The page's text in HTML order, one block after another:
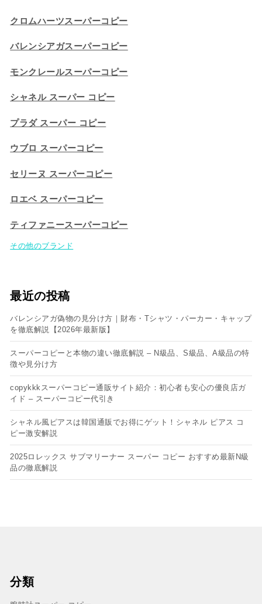
クロムハーツスーパーコピー
バレンシアガスーパーコピー
モンクレールスーパーコピー
シャネル スーパー コピー
プラダ スーパー コピー
ウブロ スーパーコピー
セリーヌ スーパーコピー​
ロエベ スーパーコピー
ティファニースーパーコピー
その他のブランド
最近の投稿
バレンシアガ偽物の見分け方｜財布・Tシャツ・パーカー・キャップ
を徹底解説【2026年最新版】
スーパーコピーと本物の違い徹底解説 – N級品、S級品、A級品の特
徴や見分け方
copykkkスーパーコピー通販サイト紹介：初心者も安心の優良店ガ
イド – スーパーコピー代引き
シャネル風ピアスは韓国通販でお得にゲット！シャネル ピアス コ
ピー​激安解説
2025ロレックス サブマリーナー スーパー コピー おすすめ最新N級
品の徹底解説
分類